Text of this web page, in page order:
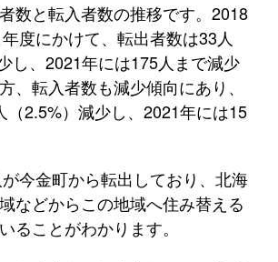
数と転入者数の推移です。2018
度にかけて、転出者数は33人
し、2021年には175人まで減少
、転入者数も減少傾向にあり、
（2.5%）減少し、2021年には15
今金町から転出しており、北海
などからこの地域へ住み替える
ることがわかります。